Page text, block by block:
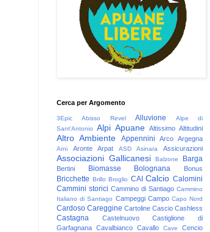
Cerca per Argomento
3Epic Abisso Revel Alluvione
Alpe di
Sant'Antonio
Alpi Apuane Altissimo Altitudini
Altro Ambiente Appennini Arco Argegna
Arni Aronte Arpat ASD Asinara Assicurazioni
Associazioni Gallicanesi Balzone Barga
Bertini Biomasse Bolognana Bonus
Bricchette Brillo Broglio CAI Calcio Calomini
Cammini storici Cammino di Santiago Cammino
Italiano di Santiago Campeggi Campo Capo Nord
Cardoso Careggine Cartoline Cascio Cashless
Castagna Castelnuovo
Castiglione di
Garfagnana Cavalbianco Cavallo Cave Cencio